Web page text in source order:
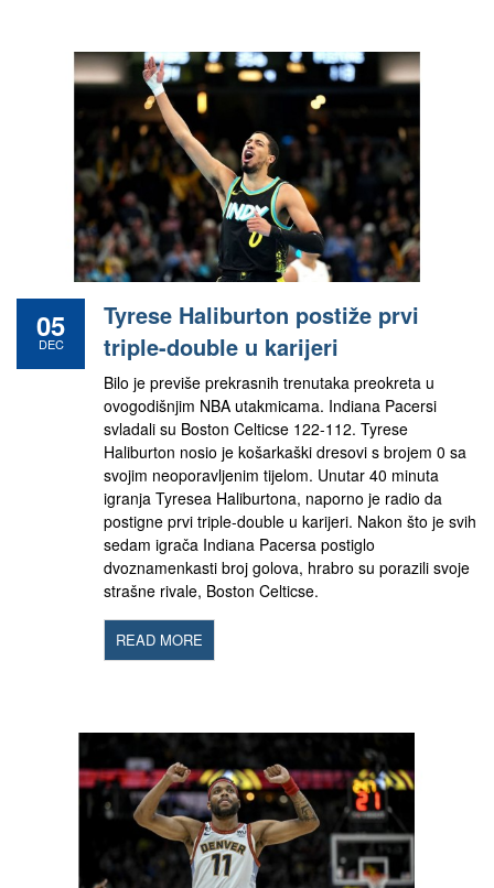
05
DEC
Tyrese Haliburton postiže prvi
triple-double u karijeri
Bilo je previše prekrasnih trenutaka preokreta u
ovogodišnjim NBA utakmicama. Indiana Pacersi
svladali su Boston Celticse 122-112. Tyrese
Haliburton nosio je košarkaški dresovi s brojem 0 sa
svojim neoporavljenim tijelom. Unutar 40 minuta
igranja Tyresea Haliburtona, naporno je radio da
postigne prvi triple-double u karijeri. Nakon što je svih
sedam igrača Indiana Pacersa postiglo
dvoznamenkasti broj golova, hrabro su porazili svoje
strašne rivale, Boston Celticse.
READ MORE